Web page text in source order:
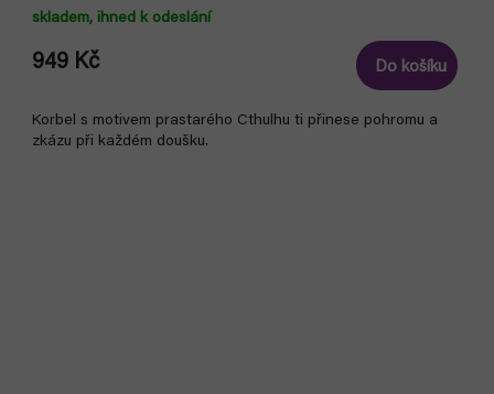
skladem, ihned k odeslání
949 Kč Do košíku
Korbel s motivem prastarého Cthulhu ti přinese pohromu a
zkázu při každém doušku.